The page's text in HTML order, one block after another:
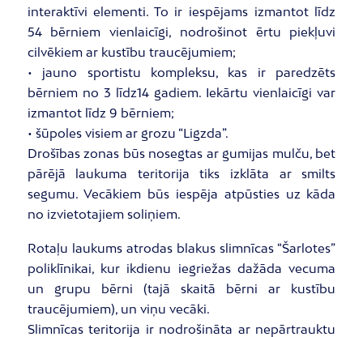
interaktīvi elementi. To ir iespējams izmantot līdz
54 bērniem vienlaicīgi, nodrošinot ērtu piekļuvi
cilvēkiem ar kustību traucējumiem;
• jauno sportistu kompleksu, kas ir paredzēts
bērniem no 3 līdz14 gadiem. Iekārtu vienlaicīgi var
izmantot līdz 9 bērniem;
• šūpoles visiem ar grozu “Ligzda”.
Drošības zonas būs nosegtas ar gumijas mulču, bet
pārējā laukuma teritorija tiks izklāta ar smilts
segumu. Vecākiem būs iespēja atpūsties uz kāda
no izvietotajiem soliņiem.
Rotaļu laukums atrodas blakus slimnīcas “Šarlotes”
poliklīnikai, kur ikdienu iegriežas dažāda vecuma
un grupu bērni (tajā skaitā bērni ar kustību
traucējumiem), un viņu vecāki.
Slimnīcas teritorija ir nodrošināta ar nepārtrauktu